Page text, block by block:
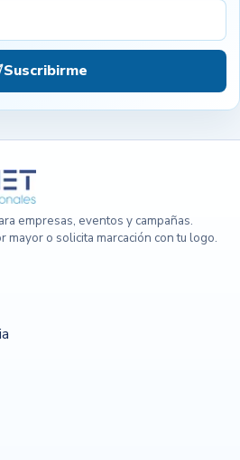
Suscribirme
empresas, eventos y campañas.
mayor o solicita marcación con tu logo.